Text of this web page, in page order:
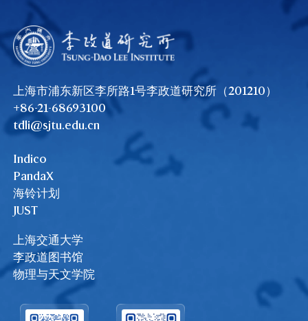
上海市浦东新区李所路1号李政道研究所（201210）
+86-21-68693100
tdli@sjtu.edu.cn
Indico
PandaX
海铃计划
JUST
上海交通大学
李政道图书馆
物理与天文学院